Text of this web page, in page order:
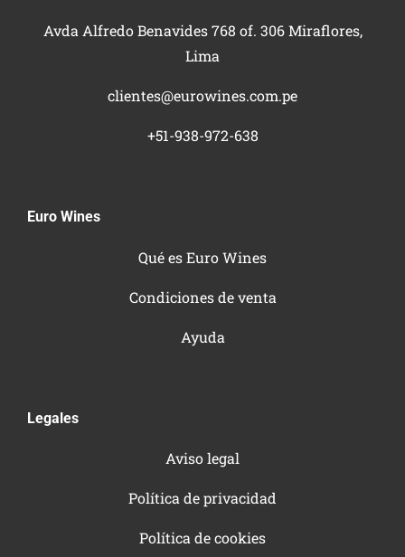
Avda Alfredo Benavides 768 of. 306 Miraflores,
Lima
clientes@eurowines.com.pe
+51-938-972-638
Euro Wines
Qué es Euro Wines
Condiciones de venta
Ayuda
Legales
Aviso legal
Política de privacidad
Política de cookies